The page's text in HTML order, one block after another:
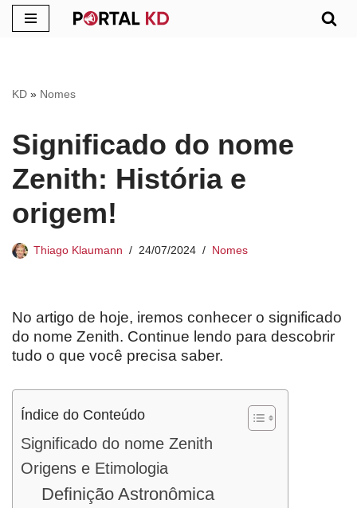
conteúdo
KD » Nomes
Significado do nome
Zenith: História e
origem!
Thiago Klaumann 24/07/2024 Nomes
No artigo de hoje, iremos conhecer o significado
do nome Zenith. Continue lendo para descobrir
tudo o que você precisa saber.
Índice do Conteúdo
Significado do nome Zenith
Origens e Etimologia
Definição Astronômica